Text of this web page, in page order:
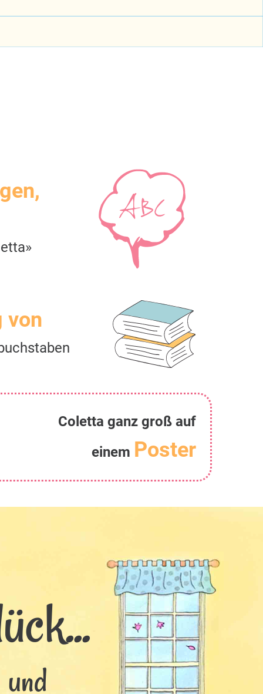
von
Coletta ganz groß auf
einem Poster